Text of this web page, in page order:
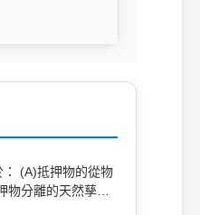
物
分離的天然孳息
物分離的天然孳息